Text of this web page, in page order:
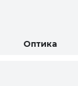
Оптика